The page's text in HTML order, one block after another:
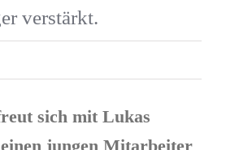
verstärkt.
sich mit Lukas
jungen Mitarbeiter